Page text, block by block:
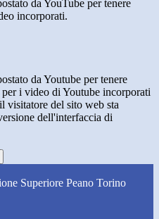
da YouTube per tenere
incorporati.
da Youtube per tenere
i video di Youtube incorporati
visitatore del sito web sta
dell'interfaccia di
Superiore Peano Torino